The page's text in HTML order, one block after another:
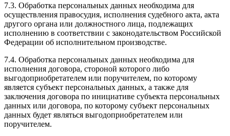
7.3. Обработка персональных данных необходима для
осуществления правосудия, исполнения судебного акта, акта
другого органа или должностного лица, подлежащих
исполнению в соответствии с законодательством Российской
Федерации об исполнительном производстве.
7.4. Обработка персональных данных необходима для
исполнения договора, стороной которого либо
выгодоприобретателем или поручителем, по которому
является субъект персональных данных, а также для
заключения договора по инициативе субъекта персональных
данных или договора, по которому субъект персональных
данных будет являться выгодоприобретателем или
поручителем.